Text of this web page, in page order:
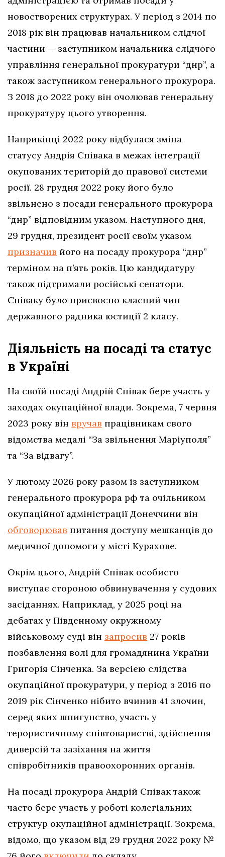
новостворених структурах. У період з 2014 по
2018 рік він працював начальником слідчої
частини — заступником начальника слідчого
управління генеральної прокуратури “днр”, а
також заступником генерального прокурора.
З 2018 до 2022 року він очолював генеральну
прокуратуру цього утворення.
Наприкінці 2022 року відбулася зміна
статусу Андрія Співака в межах інтеграції
окупованих територій до правової системи
росії. 28 грудня 2022 року його було
звільнено з посади генерального прокурора
“днр” відповідним указом. Наступного дня,
29 грудня, президент росії своїм указом
призначив його на посаду прокурора “днр”
терміном на п’ять років. Цю кандидатуру
також підтримали російські сенатори.
Співаку було присвоєно класний чин
державного радника юстиції 2 класу.
Діяльність на посаді та статус
в Україні
На своїй посаді Андрій Співак бере участь у
заходах окупаційної влади. Зокрема, 7 червня
2023 року він вручав працівникам свого
відомства медалі “За звільнення Маріуполя”
та “За відвагу”.
У лютому 2026 року разом із заступником
генерального прокурора рф та очільником
окупаційної адміністрації Донеччини він
обговорював питання доступу мешканців до
медичної допомоги у місті Курахове.
Окрім цього, Андрій Співак особисто
виступає стороною обвинувачення у судових
засіданнях. Наприклад, у 2025 році на
дебатах у Південному окружному
військовому суді він запросив 27 років
позбавлення волі для громадянина України
Григорія Сінченка. За версією слідства
окупаційної прокуратури, у період з 2016 по
2019 рік Сінченко нібито вчинив 41 злочин,
серед яких шпигунство, участь у
терористичному співтоваристві, здійснення
диверсій та зазіхання на життя
співробітників правоохоронних органів.
На посаді прокурора Андрій Співак також
часто бере участь у роботі колегіальних
структур окупаційної адміністрації. Зокрема,
відомо, що указом від 29 грудня 2022 року №